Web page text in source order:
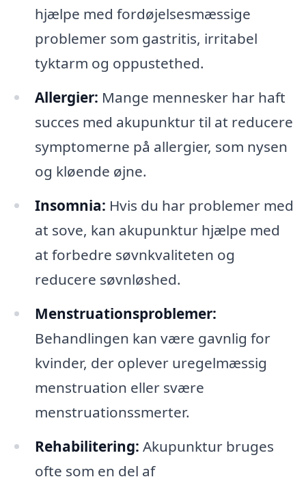
hjælpe med fordøjelsesmæssige
problemer som gastritis, irritabel
tyktarm og oppustethed.
Allergier: Mange mennesker har haft
succes med akupunktur til at reducere
symptomerne på allergier, som nysen
og kløende øjne.
Insomnia: Hvis du har problemer med
at sove, kan akupunktur hjælpe med
at forbedre søvnkvaliteten og
reducere søvnløshed.
Menstruationsproblemer:
Behandlingen kan være gavnlig for
kvinder, der oplever uregelmæssig
menstruation eller svære
menstruationssmerter.
Rehabilitering: Akupunktur bruges
ofte som en del af